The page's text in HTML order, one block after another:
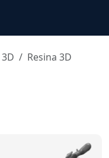
Resina 3D